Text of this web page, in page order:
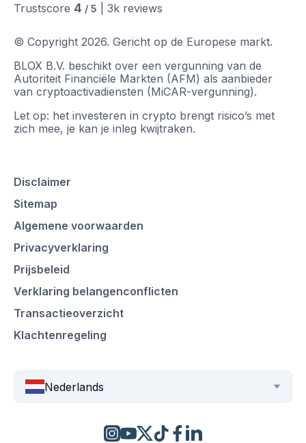
Trustscore 4 / 5 3k reviews
© Copyright 2026. Gericht op de Europese markt.
BLOX B.V. beschikt over een vergunning van de
Autoriteit Financiële Markten (AFM) als aanbieder
van cryptoactivadiensten (MiCAR-vergunning).
Let op: het investeren in crypto brengt risico’s met
zich mee, je kan je inleg kwijtraken.
Disclaimer
Sitemap
Algemene voorwaarden
Privacyverklaring
Prijsbeleid
Verklaring belangenconflicten
Transactieoverzicht
Klachtenregeling
Nederlands